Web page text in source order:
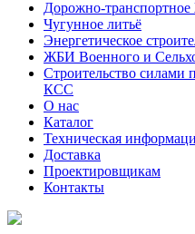
Дорожно-
Чугунное литьё
Энергетическое
ЖБИ Военного и
Строительство силами
КСС
О нас
Каталог
Техническая
Доставка
Проектировщикам
Контакты